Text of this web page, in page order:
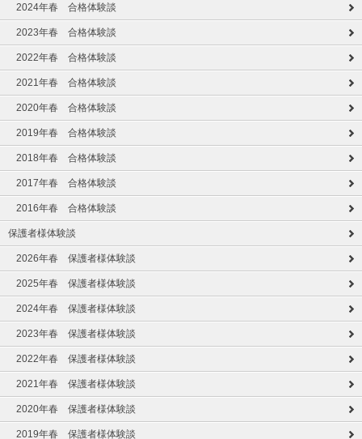
2024年春 合格体験談
2023年春 合格体験談
2022年春 合格体験談
2021年春 合格体験談
2020年春 合格体験談
2019年春 合格体験談
2018年春 合格体験談
2017年春 合格体験談
2016年春 合格体験談
保護者様体験談
2026年春 保護者様体験談
2025年春 保護者様体験談
2024年春 保護者様体験談
2023年春 保護者様体験談
2022年春 保護者様体験談
2021年春 保護者様体験談
2020年春 保護者様体験談
2019年春 保護者様体験談